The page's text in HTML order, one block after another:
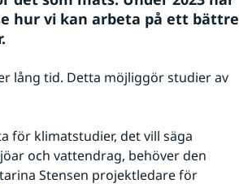
hur vi kan arbeta på ett bättre
lång tid. Detta möjliggör studier av
för klimatstudier, det vill säga
och vattendrag, behöver den
Stensen projektledare för